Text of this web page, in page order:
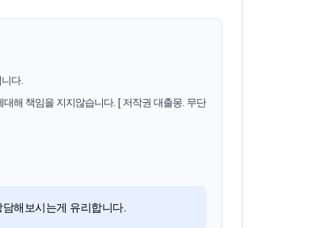
다.
해 책임을 지지않습니다. [ 저작권 대출몽. 무단
해보시는게 유리합니다.